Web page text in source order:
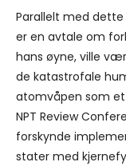
Parallelt med
er en avtale om
hans øyne, ville
de katastrofale
atomvåpen som
NPT Review
forskynde
stater med